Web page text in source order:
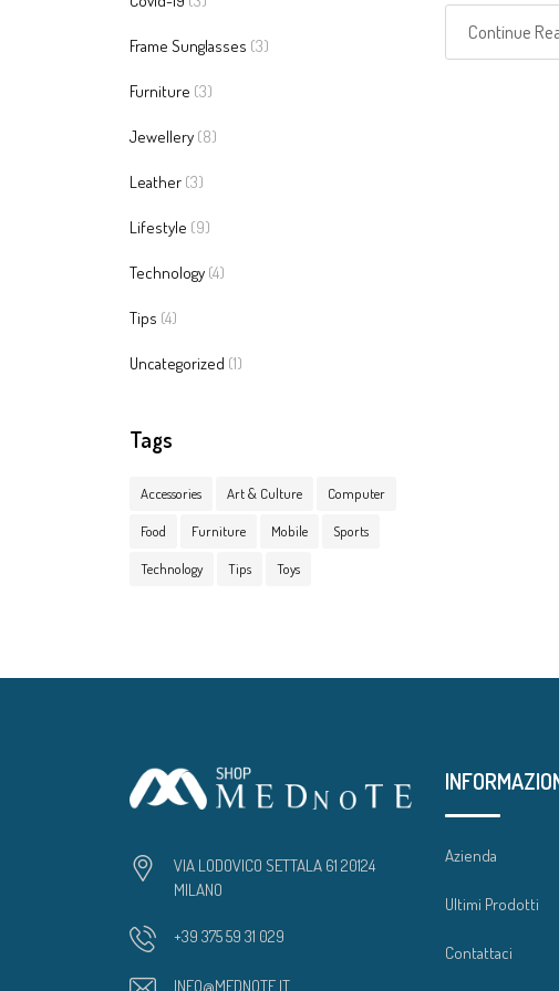
Frame Sunglasses (3)
Furniture (3)
Jewellery (8)
Leather (3)
Lifestyle (9)
Technology (4)
Tips (4)
Uncategorized (1)
Tags
Accessories Art & Culture Computer
Food Furniture Mobile Sports
Technology Tips Toys
Continue
VIA LODOVICO SETTALA 61 20124
MILANO
+39 375 59 31 029
INFO@MEDNOTE.IT
Azienda
Ultimi Prodotti
Contattaci